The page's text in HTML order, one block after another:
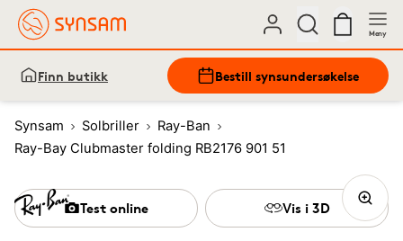
Meny
Finn butikk Bestill synsundersøkelse
Synsam Solbriller
Ray-Ban
Ray-Bay Clubmaster folding RB2176 901 51
Test online Vis i 3D